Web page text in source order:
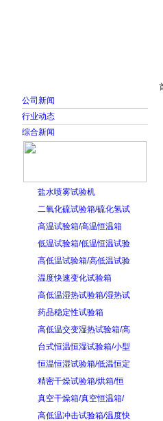
公司新闻
行业动态
综合新闻
盐水喷雾试验机
二氧化硫试验箱/硫化氢试
高温试验箱/高温恒温箱
低温试验箱/低温恒温试验
高低温试验箱/高低温试验
温度快速变化试验箱
高低温湿热试验箱/湿热试
药品稳定性试验箱
高低温交变湿热试验箱/高
台式恒温恒湿试验箱/小型
恒温恒湿试验箱/低温恒定
精密干燥试验箱/烘箱/恒
真空干燥箱/真空恒温箱/
高低温冲击试验箱/温度快